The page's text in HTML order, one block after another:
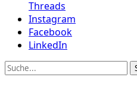
Threads
Instagram
Facebook
LinkedIn
Suche